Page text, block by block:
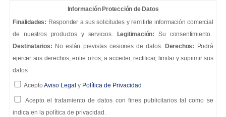
Información Protección de Datos
Finalidades: Responder a sus solicitudes y remitirle información comercial
de nuestros productos y servicios.
Legitimación: Su consentimiento.
Destinatarios: No están previstas cesiones de datos. Derechos: Podrá
ejercer sus derechos, entre otros, a acceder, rectificar, limitar y suprimir sus
datos.
AceptoAviso Legal y Política de Privacidad
Acepto el tratamiento de datos con fines publicitarios tal como se
indica en la política de privacidad.